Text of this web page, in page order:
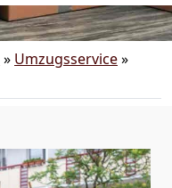
» Umzugsservice»